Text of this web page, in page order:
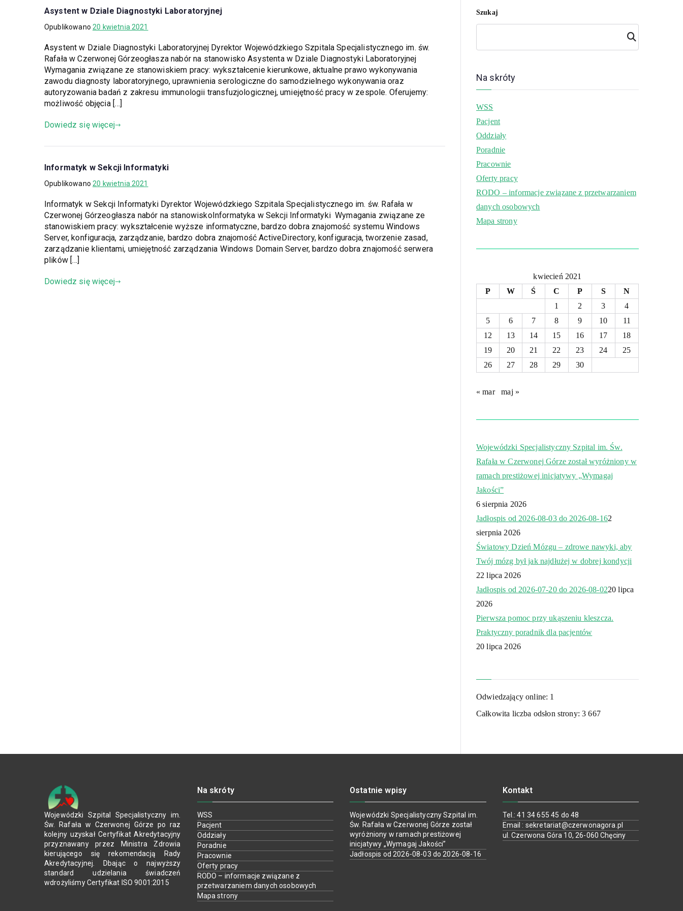
Asystent w Dziale Diagnostyki Laboratoryjnej
Opublikowano20 kwietnia 2021
Asystent w Dziale Diagnostyki Laboratoryjnej Dyrektor Wojewódzkiego Szpitala Specjalistycznego im. św.
Rafała w Czerwonej Górzeogłasza nabór na stanowisko Asystenta w Dziale Diagnostyki Laboratoryjnej
Wymagania związane ze stanowiskiem pracy: wykształcenie kierunkowe, aktualne prawo wykonywania
zawodu diagnosty laboratoryjnego, uprawnienia serologiczne do samodzielnego wykonywania oraz
autoryzowania badań z zakresu immunologii transfuzjologicznej, umiejętność pracy w zespole. Oferujemy:
możliwość objęcia […]
Dowiedz się więcej
Informatyk w Sekcji Informatyki
Opublikowano20 kwietnia 2021
Informatyk w Sekcji Informatyki Dyrektor Wojewódzkiego Szpitala Specjalistycznego im. św. Rafała w
Czerwonej Górzeogłasza nabór na stanowiskoInformatyka w Sekcji Informatyki Wymagania związane ze
stanowiskiem pracy: wykształcenie wyższe informatyczne, bardzo dobra znajomość systemu Windows
Server, konfiguracja, zarządzanie, bardzo dobra znajomość ActiveDirectory, konfiguracja, tworzenie zasad,
zarządzanie klientami, umiejętność zarządzania Windows Domain Server, bardzo dobra znajomość serwera
plików […]
Dowiedz się więcej
Szukaj
Szuk
aj
Na skróty
WSS
Pacjent
Oddziały
Poradnie
Pracownie
Oferty pracy
RODO – informacje związane z przetwarzaniem
danych osobowych
Mapa strony
kwiecień 2021
P
W Ś C P S
N
1
2 3
4
5
6 7 8 9 10
11
12
13 14 15 16 17
18
19
20 21 22 23 24
25
26
27 28 29 30
« mar maj »
Wojewódzki Specjalistyczny Szpital im. Św.
Rafała w Czerwonej Górze został wyróżniony w
ramach prestiżowej inicjatywy „Wymagaj
Jakości”
6 sierpnia 2026
Jadłospis od 2026-08-03 do 2026-08-162
sierpnia 2026
Światowy Dzień Mózgu – zdrowe nawyki, aby
Twój mózg był jak najdłużej w dobrej kondycji
22 lipca 2026
Jadłospis od 2026-07-20 do 2026-08-0220 lipca
2026
Pierwsza pomoc przy ukąszeniu kleszcza.
Praktyczny poradnik dla pacjentów
20 lipca 2026
Odwiedzający online: 1
Całkowita liczba odsłon strony:3 667
Wojewódzki Szpital Specjalistyczny im.
Św. Rafała w Czerwonej Górze po raz
kolejny uzyskał Certyfikat Akredytacyjny
przyznawany przez Ministra Zdrowia
kierującego się rekomendacją Rady
Akredytacyjnej. Dbając o najwyższy
standard udzielania świadczeń
wdrożyliśmy Certyfikat ISO 9001:2015
Na skróty
WSS
Pacjent
Oddziały
Poradnie
Pracownie
Oferty pracy
RODO – informacje związane z
przetwarzaniem danych osobowych
Mapa strony
Ostatnie wpisy
Wojewódzki Specjalistyczny Szpital im.
Św. Rafała w Czerwonej Górze został
wyróżniony w ramach prestiżowej
inicjatywy „Wymagaj Jakości”
Jadłospis od 2026-08-03 do 2026-08-16
Kontakt
Tel.: 41 34 655 45 do 48
Email : sekretariat@czerwonagora.pl
ul. Czerwona Góra 10, 26-060 Chęciny